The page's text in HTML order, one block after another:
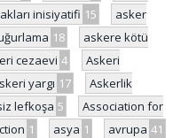
inisiyatifi 15
asker
18
askere kötü
cezaevi 4
Askeri
yargı 17
Askerlik
lefkoşa 5
Association for
1 asya 1 avrupa 41